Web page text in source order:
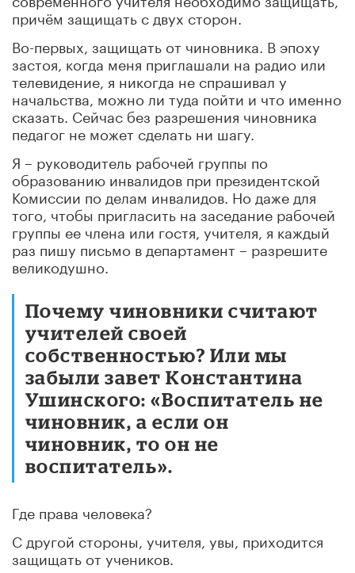
причём защищать с двух сторон.
Во-первых, защищать от чиновника. В эпоху
застоя, когда меня приглашали на радио или
телевидение, я никогда не спрашивал у
начальства, можно ли туда пойти и что именно
сказать. Сейчас без разрешения чиновника
педагог не может сделать ни шагу.
Я – руководитель рабочей группы по
образованию инвалидов при президентской
Комиссии по делам инвалидов. Но даже для
того, чтобы пригласить на заседание рабочей
группы ее члена или гостя , учителя, я каждый
раз пишу письмо в департамент – разрешите
великодушно.
Почему чиновники считают
учителей своей
собственностью? Или мы
забыли завет Константина
Ушинского: «Воспитатель не
чиновник, а если он
чиновник, то он не
воспитатель».
Где права человека?
С другой стороны, учителя, увы, приходится
защищать отучеников.